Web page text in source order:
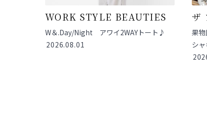
WORK STYLE BEAUTIES
W＆.Day/Night アワイ2WAYトート♪
2026.08.01
ザ
果
シ